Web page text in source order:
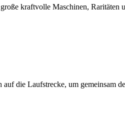
kraftvolle Maschinen, Raritäten
die Laufstrecke, um gemeinsam